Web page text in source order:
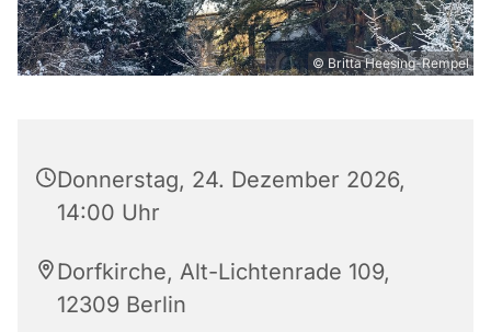
© Britta Heesing-Rempel
Donnerstag, 24. Dezember 2026,
14:00 Uhr
Dorfkirche, Alt-Lichtenrade 109,
12309 Berlin